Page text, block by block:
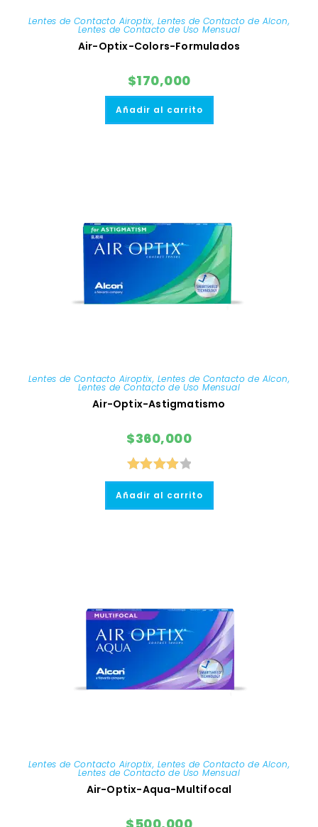
Lentes de Contacto Airoptix, Lentes de Contacto de Alcon,
Lentes de Contacto de Uso Mensual
Air-Optix-Colors-Formulados
$170,000
Añadir al carrito
Lentes de Contacto Airoptix, Lentes de Contacto de Alcon,
Lentes de Contacto de Uso Mensual
Air-Optix-Astigmatismo
$360,000
Valorado
con 4.00
Añadir al carrito
Lentes de Contacto Airoptix, Lentes de Contacto de Alcon,
Lentes de Contacto de Uso Mensual
Air-Optix-Aqua-Multifocal
$500,000